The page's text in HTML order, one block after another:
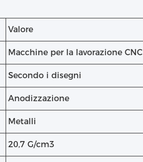
Valore
Macchine per la lavorazione CNC
Secondo i disegni
Anodizzazione
Metalli
20,7 G/cm3